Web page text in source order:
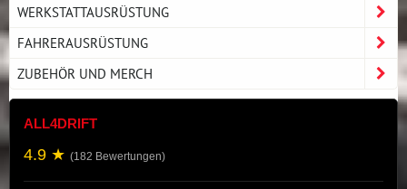
WERKSTATTAUSRÜSTUNG
FAHRERAUSRÜSTUNG
ZUBEHÖR UND MERCH
ALL4DRIFT
4.9 ★ (182 Bewertungen)